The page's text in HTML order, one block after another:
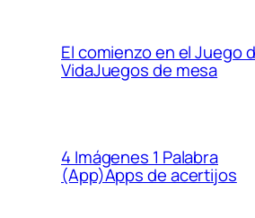
El comienzo en el Juego
VidaJuegos de mesa
4 Imágenes 1 Palabra
(App)Apps de acertijos